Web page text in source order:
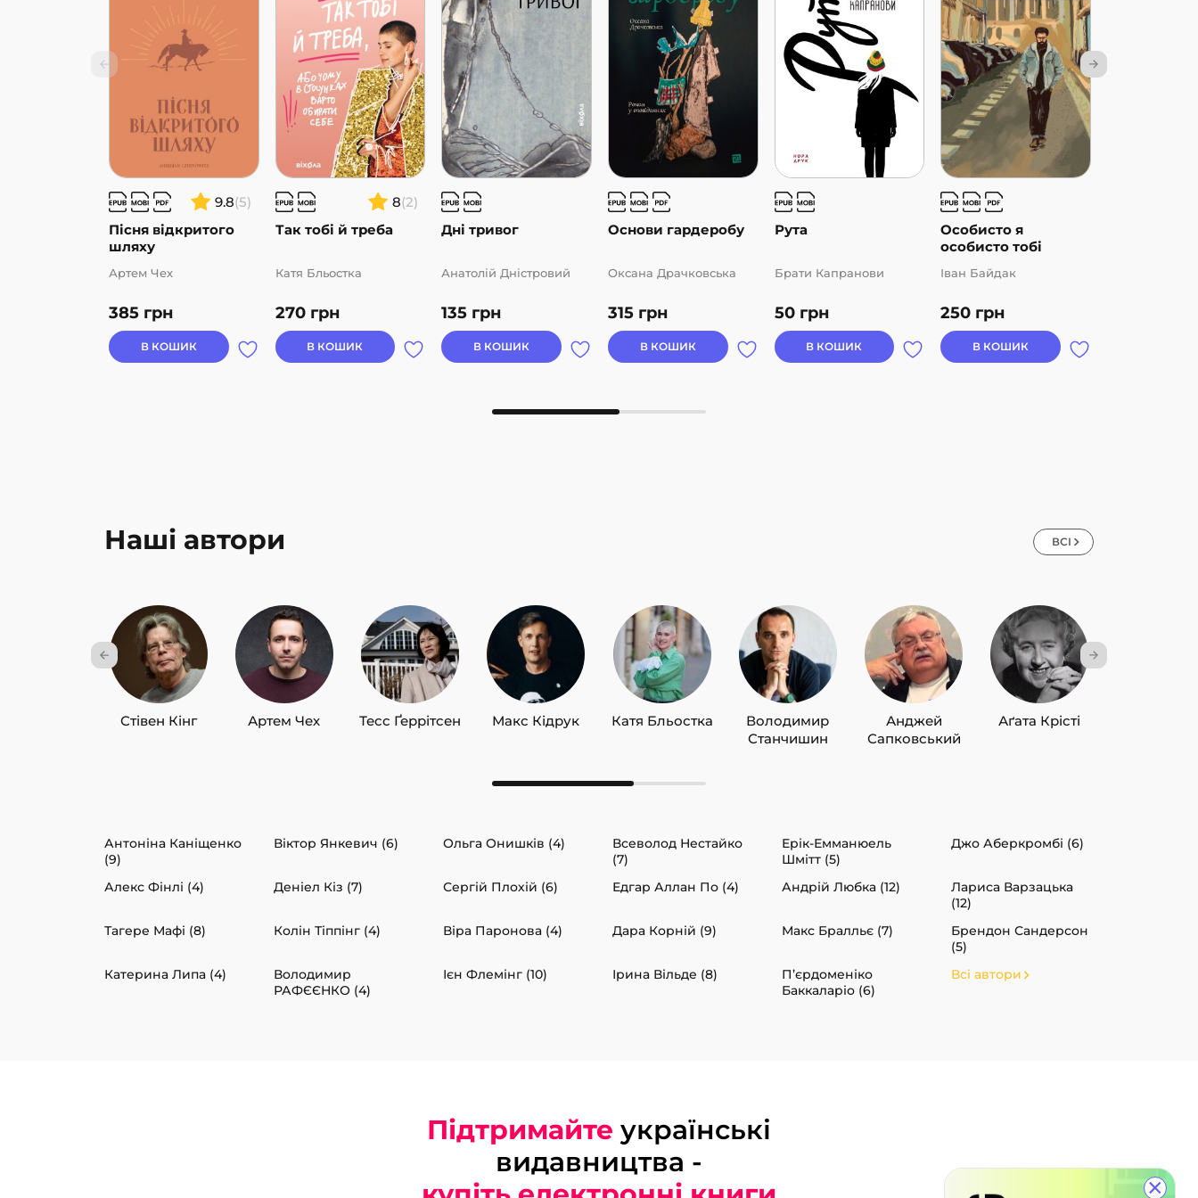
×
телерадіокомпанії… Дуже цікавими й щемкими виявляються прогулянки
з собаками по хвилях пам’яті.
9.8(5)
Пісня відкритого
шляху
385 грн
Артем Чех
В КОШИК
8(2)
Так тобі й треба
270 грн
Катя Бльостка
В КОШИК
Дні тривог
135 грн
Анатолій Дністровий
В КОШИК
Основи гардеробу
315 грн
Оксана Драчковська
В КОШИК
Рута
50 грн
Брати Капранови
В КОШИК
Особисто я
особисто тобі
250 грн
Іван Байдак
В КОШИК
Наші автори ВСІ
Стівен Кінг Артем Чех Тесс Ґеррітсен Макс Кідрук Катя Бльостка
Володимир
Станчишин
Анджей
Сапковський
Аґата Крісті
Антоніна Каніщенко
(9)
Віктор Янкевич (6) Ольга Онишків (4)
Всеволод Нестайко
(7)
Ерік-Емманюель
Шмітт (5)
Джо Аберкромбі (6)
Алекс Фінлі (4) Деніел Кіз (7) Сергій Плохій (6) Едгар Аллан По (4) Андрій Любка (12)
Лариса Варзацька
(12)
Тагере Мафі (8)
Колін Тіппінг (4) Віра Паронова (4) Дара Корній (9) Макс Бралльє (7)
Брендон Сандерсон
(5)
Катерина Липа (4)
Володимир
РАФЄЄНКО (4)
Ієн Флемінг (10) Ірина Вільде (8)
П’єрдоменіко
Баккаларіо (6)
Всі автори
Підтримайте українські
видавництва -